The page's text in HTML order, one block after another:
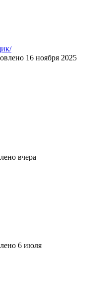
16 ноября 2025
вчера
6 июля